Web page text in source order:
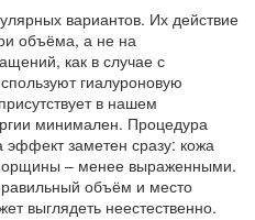
вариантов. Их действие
объёма, а не на
как в случае с
гиалуроновую
в нашем
минимален. Процедура
эффект заметен сразу: кожа
– менее выраженными.
объём и место
выглядеть неестественно.